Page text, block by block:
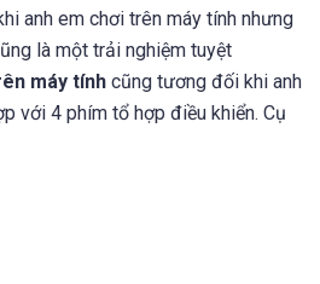
anh em chơi trên máy tính nhưng
là một trải nghiệm tuyệt
máy tính cũng tương đối khi anh
với 4 phím tổ hợp điều khiển. Cụ